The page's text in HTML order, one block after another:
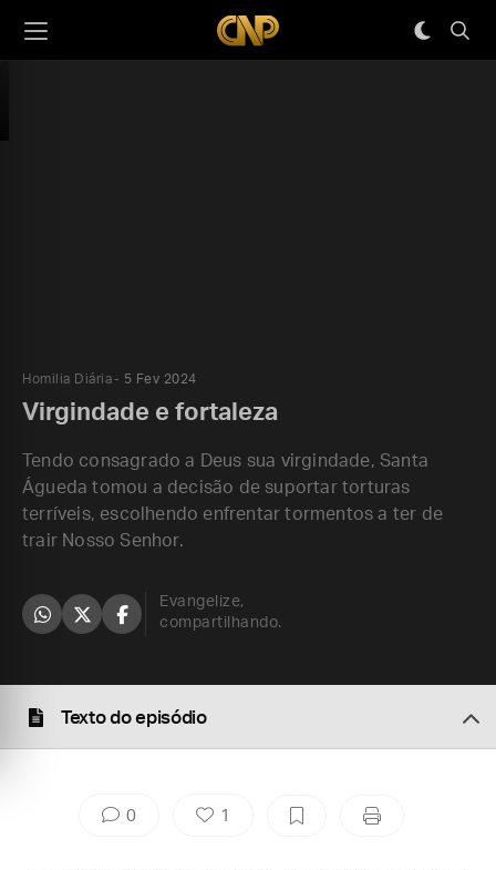
Homilia Diária 5 Fev 2024
Virgindade e fortaleza
Tendo consagrado a Deus sua virgindade, Santa
Águeda tomou a decisão de suportar torturas
terríveis, escolhendo enfrentar tormentos a ter de
trair Nosso Senhor.
Evangelize,
compartilhando.
Texto do episódio
0 1